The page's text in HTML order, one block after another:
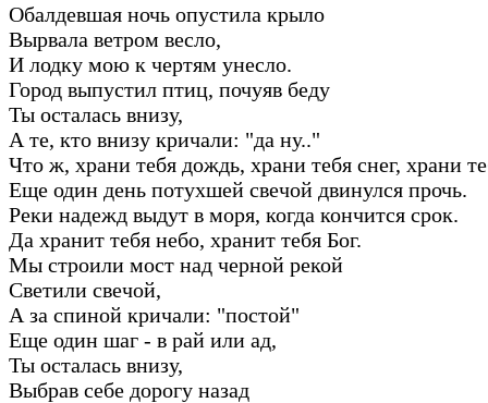
Обалдевшая ночь опустила крыло
Вырвала ветром весло,
И лодку мою к чертям унесло.
Город выпустил птиц, почуяв беду
Ты осталась внизу,
А те, кто внизу кричали: "да ну.."
Что ж, храни тебя дождь, храни тебя снег, храни
Еще один день потухшей свечой двинулся прочь.
Реки надежд выдут в моря, когда кончится срок.
Да хранит тебя небо, хранит тебя Бог.
Мы строили мост над черной рекой
Светили свечой,
А за спиной кричали: "постой"
Еще один шаг - в рай или ад,
Ты осталась внизу,
Выбрав себе дорогу назад